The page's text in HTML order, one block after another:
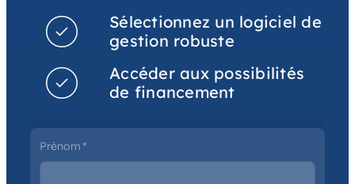
Sélectionnez un logiciel de
gestion robuste
Accéder aux possibilités
de financement
Prénom*